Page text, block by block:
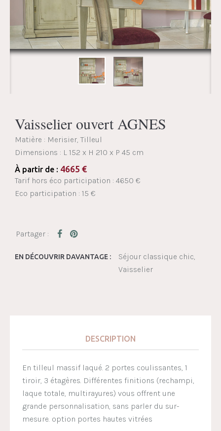
Vaisselier ouvert AGNES
Matière : Merisier, Tilleul
Dimensions : L 152 x H 210 x P 45 cm
À partir de : 4665 €
Tarif hors éco participation : 4650 €
Eco participation : 15 €
EN DÉCOUVRIR DAVANTAGE :
Séjour classique chic
Vaisselier
DESCRIPTION
En tilleul massif laqué. 2 portes coulissantes, 1
tiroir, 3 étagères. Différentes finitions (rechampi,
laque totale, multirayures) vous offrent une
grande personnalisation, sans parler du sur-
mesure. option portes hautes vitrées